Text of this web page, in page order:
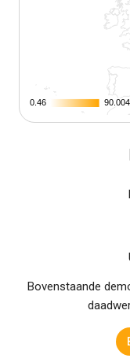
0.46
0.46 90.004
90.004
Bovenstaande